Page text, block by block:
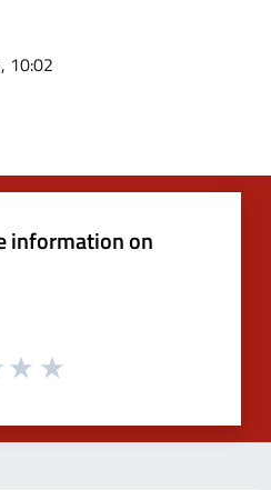
10:02
information on